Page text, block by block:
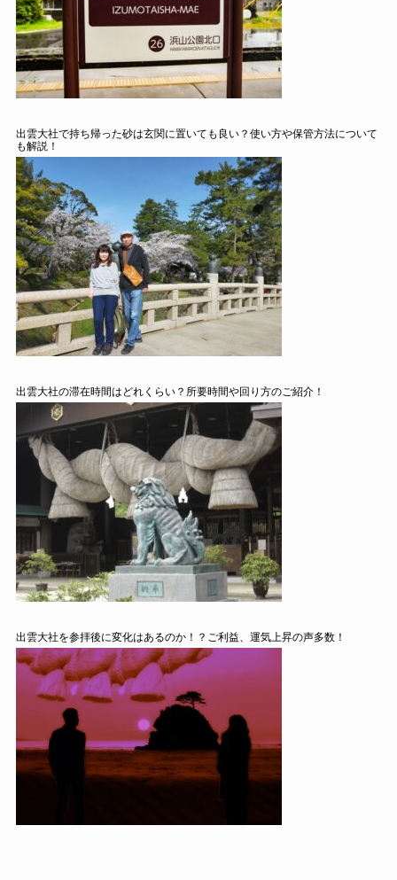
出雲大社で持ち帰った砂は玄関に置いても良い？使い方や保管方法について
も解説！
出雲大社の滞在時間はどれくらい？所要時間や回り方のご紹介！
出雲大社を参拝後に変化はあるのか！？ご利益、運気上昇の声多数！